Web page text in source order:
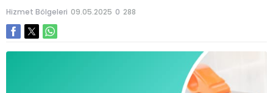
Hizmet Bölgeleri 09.05.2025 0 288